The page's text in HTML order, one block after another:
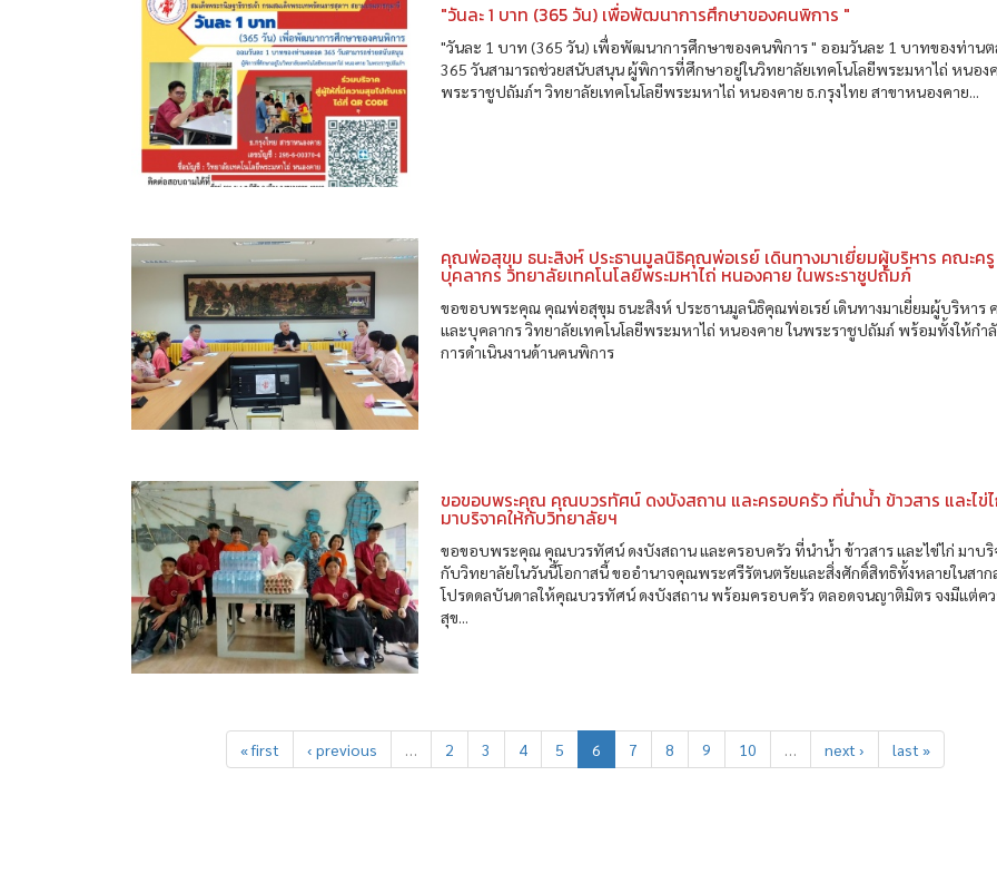
"วันละ 1 บาท (365 วัน) เพื่อพัฒนาการศึกษาของคนพิการ "
"วันละ 1 บาท (365 วัน) เพื่อพัฒนาการศึกษาของคนพิการ " ออมวันละ 1 บาทของท่าน
365 วันสามารถช่วยสนับสนุน ผู้พิการที่ศึกษาอยู่ในวิทยาลัยเทคโนโลยีพระมหาไถ่ หนอง
พระราชูปถัมภ์ฯ วิทยาลัยเทคโนโลยีพระมหาไถ่ หนองคาย ธ.กรุงไทย สาขาหนองคาย...
คุณพ่อสุขุม ธนะสิงห์ ประธานมูลนิธิคุณพ่อเรย์ เดินทางมาเยี่ยมผู้บริหาร คณะครู
บุคลากร วิทยาลัยเทคโนโลยีพระมหาไถ่ หนองคาย ในพระราชูปถัมภ์
ขอขอบพระคุณ คุณพ่อสุขุม ธนะสิงห์ ประธานมูลนิธิคุณพ่อเรย์ เดินทางมาเยี่ยมผู้บริหาร
และบุคลากร วิทยาลัยเทคโนโลยีพระมหาไถ่ หนองคาย ในพระราชูปถัมภ์ พร้อมทั้งให้กำลั
การดำเนินงานด้านคนพิการ
ขอขอบพระคุณ คุณบวรทัศน์ ดงบังสถาน และครอบครัว ที่นำน้ำ ข้าวสาร และไข่
มาบริจาคให้กับวิทยาลัยฯ
ขอขอบพระคุณ คุณบวรทัศน์ ดงบังสถาน และครอบครัว ที่นำน้ำ ข้าวสาร และไข่ไก่ มาบริ
กับวิทยาลัยในวันนี้โอกาสนี้ ขออำนาจคุณพระศรีรัตนตรัยและสิ่งศักดิ์สิทธิทั้งหลายในสาก
โปรดดลบันดาลให้คุณบวรทัศน์ ดงบังสถาน พร้อมครอบครัว ตลอดจนญาติมิตร จงมีแต่คว
สุข...
« first ‹ previous … 2 3 4 5 6 7 8 9 10 … next › last »